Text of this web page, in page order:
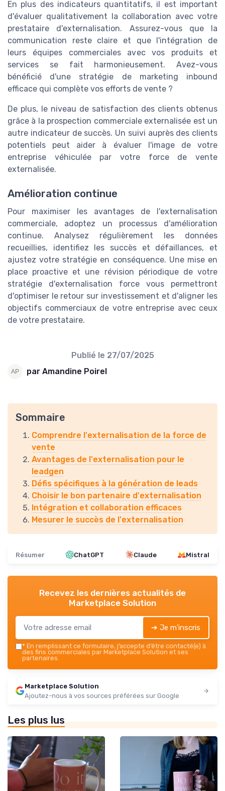
En plus des indicateurs quantitatifs, il est important
d'évaluer qualitativement la collaboration avec votre
prestataire d'externalisation. Assurez-vous que la
communication reste claire et que l'intégration de
leurs équipes commerciales avec vos produits et
services se fait harmonieusement. Avez-vous
bénéficié d'une stratégie de marketing inbound
efficace qui complète vos efforts de vente ?
De plus, le niveau de satisfaction des clients obtenus
grâce à la prospection commerciale externalisée est un
autre indicateur de succès. Un suivi auprès des clients
potentiels peut aider à évaluer l'image de votre
entreprise véhiculée par votre force de vente
externalisée.
Amélioration continue
Pour maximiser les avantages de l'externalisation
commerciale, adoptez un processus d'amélioration
continue. Analysez régulièrement les données
recueillies, identifiez les succès et défaillances, et
ajustez votre stratégie en conséquence. Une mise en
place proactive et une révision périodique de votre
stratégie d'externalisation force vous permettront
d'optimiser le retour sur investissement et d'aligner les
objectifs commerciaux de votre entreprise avec ceux
de votre prestataire.
Publié le 27/07/2025
par Amandine Poirel
Sommaire
Comprendre l'externalisation de la force de
vente
Avantages de l'externalisation pour le
leadgen
Défis spécifiques à la génération de leads
Choisir le bon partenaire d'externalisation
Intégration et collaboration efficaces
Mesurer le succès de l'externalisation
Résumer ChatGPT Claude Mistral
Recevez les dernières actualités de
Marketplace Solution
➔ Je m'inscris
* En remplissant ce formulaire, j’accepte d’être contacté(e) à
des fins commerciales par Marketplace Solution et ses
partenaires.
Marketplace Solution
Ajoutez-nous à vos sources préférées sur Google
Les plus lus